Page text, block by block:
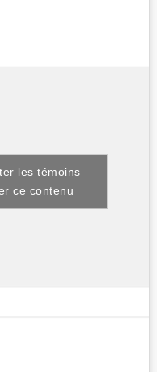
les témoins
ce contenu